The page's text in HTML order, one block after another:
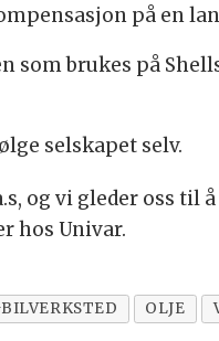
på en
brukes på
selskapet selv.
og vi gleder oss til
hos Univar.
OLJE